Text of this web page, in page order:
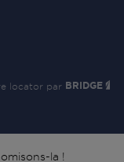
locator par BRIDGE
la !